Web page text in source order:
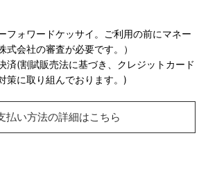
フォワードケッサイ。ご利用の前にマネー
式会社の審査が必要です。）
済(割賦販売法に基づき、クレジットカード
策に取り組んでおります。)
払い方法の詳細はこちら